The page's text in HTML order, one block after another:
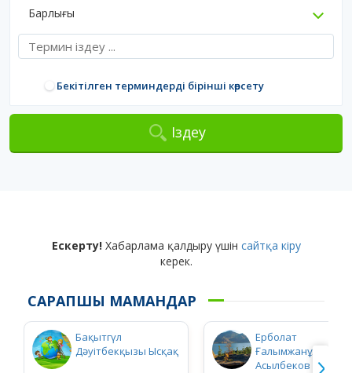
Барлығы
Бекітілген терминдерді бірінші көрсету
Іздеу
Ескерту!Хабарлама қалдыру үшін сайтқа кіру
керек.
САРАПШЫ МАМАНДАР
Бақытгүл
Дәуітбекқызы Ысқақ
Ерболат
Ғалымжанұлы
Асылбеков